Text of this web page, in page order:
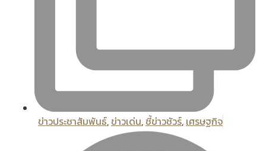
ข่าวประชาสัมพันธ์, ข่าวเด่น, ชี้ข่าวชัวร์, เศรษฐกิจ